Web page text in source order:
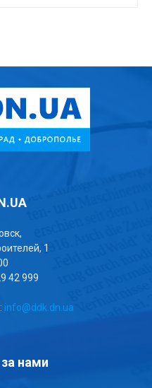
1
42 999
info@ddk.dn.ua
нами